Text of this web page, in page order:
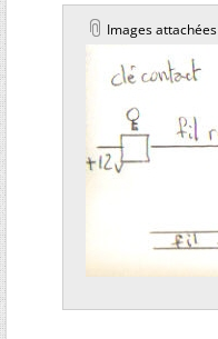
Images attachées